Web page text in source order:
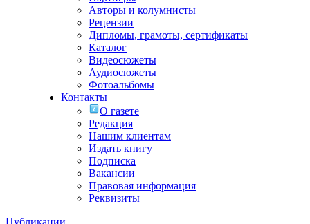
Авторы и колумнисты
Рецензии
Дипломы, грамоты, сертификаты
Каталог
Видеосюжеты
Аудиосюжеты
Фотоальбомы
Контакты
О газете
Редакция
Нашим клиентам
Издать книгу
Подписка
Вакансии
Правовая информация
Реквизиты
Публикации